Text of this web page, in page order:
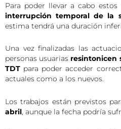
Para poder llevar a cabo estos
interrupción temporal de la
estima tendrá una duración
Una vez finalizadas las
personas usuarias resintonicen
TDT para poder acceder
actuales como a los nuevos.
Los trabajos están previstos
abril , aunque la fecha podría